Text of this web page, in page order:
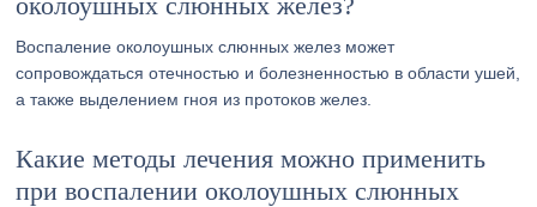
Воспаление околоушных слюнных желез может
сопровождаться отечностью и болезненностью в области ушей,
а также выделением гноя из протоков желез.
Какие методы лечения можно применить
при воспалении околоушных слюнных